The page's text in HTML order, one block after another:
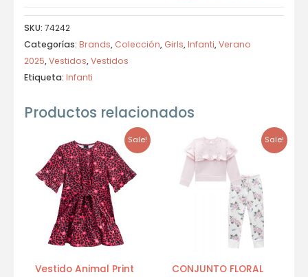
SKU: 74242
Categorías: Brands, Colección, Girls,Infanti,Verano
2025,Vestidos,Vestidos
Etiqueta: Infanti
Productos relacionados
Sale!
Vestido Animal Print
Sale!
CONJUNTO FLORAL